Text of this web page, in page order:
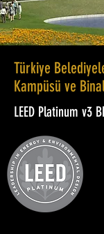
Türkiye
Kampüsü ve
LEED Platinum v3